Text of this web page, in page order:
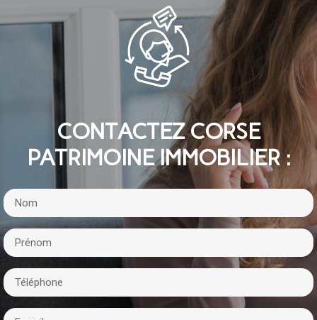
CONTACTEZ CORSE
PATRIMOINE IMMOBILIER :